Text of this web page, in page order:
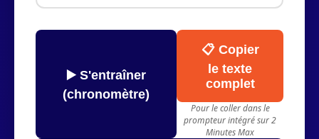
▶️ S'entraîner
(chronomètre)
📋 Copier
le texte
complet
Pour le coller dans le
prompteur intégré sur 2
Minutes Max